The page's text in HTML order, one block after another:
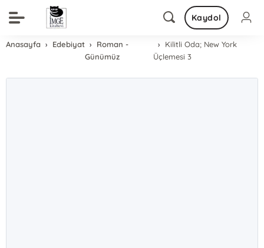
Kaydol
Anasayfa Edebiyat
Roman -
Günümüz
Kilitli Oda; New York
Üçlemesi 3